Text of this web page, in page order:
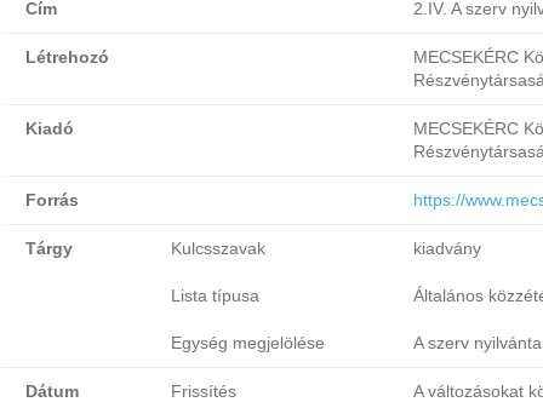
Cím 2.IV. A szerv
Létrehozó
MECSEKÉRC
Kiadó
MECSEKÉRC
Forrás https://
Tárgy Kulcsszavak kiadvány
Lista típusa Általános
Egység megjelölése A szerv
Dátum Frissítés A változásokat